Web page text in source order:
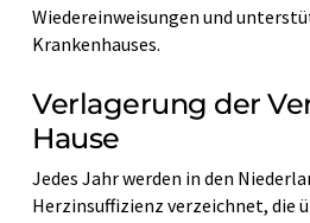
Wiedereinweisungen und
Krankenhauses.
Verlagerung der
Hause
Jedes Jahr werden in den
Herzinsuffizienz verzeichnet, die